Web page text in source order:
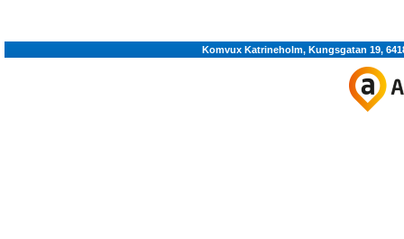
Komvux Katrineholm, Kungsgatan 19,